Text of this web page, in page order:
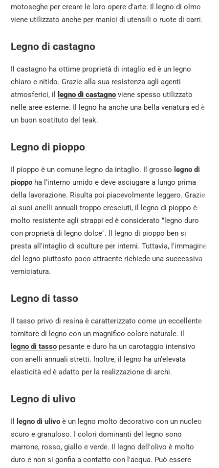
motoseghe per creare le loro opere d'arte. Il legno di olmo
viene utilizzato anche per manici di utensili o ruote di carri.
Legno di castagno
Il castagno ha ottime proprietà di intaglio ed è un legno
chiaro e nitido. Grazie alla sua resistenza agli agenti
atmosferici, il
legno di castagno viene spesso utilizzato
nelle aree esterne. Il legno ha anche una bella venatura ed è
un buon sostituto del teak.
Legno di pioppo
Il pioppo è un comune legno da intaglio. Il grosso legno di
pioppo ha l’interno umido e deve asciugare a lungo prima
della lavorazione. Risulta poi piacevolmente leggero. Grazie
ai suoi anelli annuali troppo cresciuti, il legno di pioppo è
molto resistente agli strappi ed è considerato "legno duro
con proprietà di legno dolce". Il legno di pioppo ben si
presta all'intaglio di sculture per interni. Tuttavia, l'immagine
del legno piuttosto poco attraente richiede una successiva
verniciatura.
Legno di tasso
Il tasso privo di resina è caratterizzato come un eccellente
tornitore di legno con un magnifico colore naturale. Il
legno di tasso pesante e duro ha un carotaggio intensivo
con anelli annuali stretti. Inoltre, il legno ha un'elevata
elasticità ed è adatto per la realizzazione di archi.
Legno di ulivo
Il legno di ulivo è un legno molto decorativo con un nucleo
scuro e granuloso. I colori dominanti del legno sono
marrone, rosso, giallo e verde. Il legno dell'olivo è molto
duro e non si gonfia a contatto con l'acqua. Può essere